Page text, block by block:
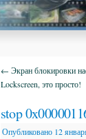
← Экран блокировки
Lockscreen, это просто!
stop
Опубликовано 12